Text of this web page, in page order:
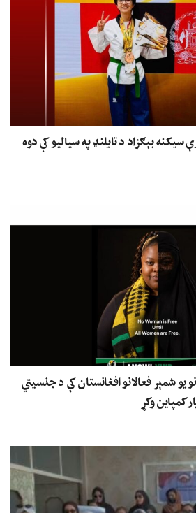
سیکنه بېګزاد د تایلنډ په سیالیو کې دوه
یو شمېر فعالانو افغانستان کې د جنسیتي
کمپاین وکړ